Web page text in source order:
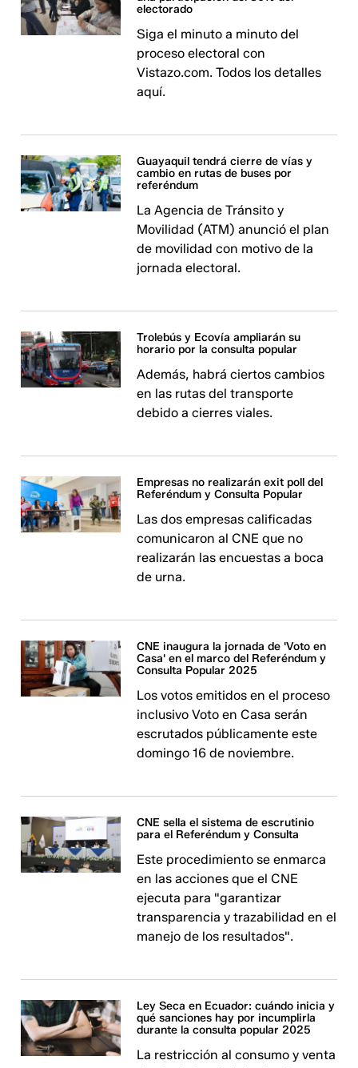
electorado
Siga el minuto a minuto del
proceso electoral con
Vistazo.com. Todos los detalles
aquí.
Guayaquil tendrá cierre de vías y
cambio en rutas de buses por
referéndum
La Agencia de Tránsito y
Movilidad (ATM) anunció el plan
de movilidad con motivo de la
jornada electoral.
Trolebús y Ecovía ampliarán su
horario por la consulta popular
Además, habrá ciertos cambios
en las rutas del transporte
debido a cierres viales.
Empresas no realizarán exit poll del
Referéndum y Consulta Popular
Las dos empresas calificadas
comunicaron al CNE que no
realizarán las encuestas a boca
de urna.
CNE inaugura la jornada de 'Voto en
Casa' en el marco del Referéndum y
Consulta Popular 2025
Los votos emitidos en el proceso
inclusivo Voto en Casa serán
escrutados públicamente este
domingo 16 de noviembre.
CNE sella el sistema de escrutinio
para el Referéndum y Consulta
Este procedimiento se enmarca
en las acciones que el CNE
ejecuta para "garantizar
transparencia y trazabilidad en el
manejo de los resultados".
Ley Seca en Ecuador: cuándo inicia y
qué sanciones hay por incumplirla
durante la consulta popular 2025
La restricción al consumo y venta